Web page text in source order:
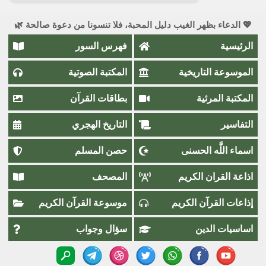
💖 الدعاء بظهر الغيب دليل المحبة، فلا تنسونا من دعوة صالحة 🌿
الرئيسية فهرس السور
الموسوعة التاريخية المكتبة الصوتية
المكتبة المرئية بطاقات القرآن
التفاسير التاريخ الهجري
اسماء اللَّٰه الحسنى حصن المسلم
اذاعة القران الكريم المصحف
إذاعات القرآن الكريم موسوعة القرآن الكريم
اساسيات الدين سؤال وجواب